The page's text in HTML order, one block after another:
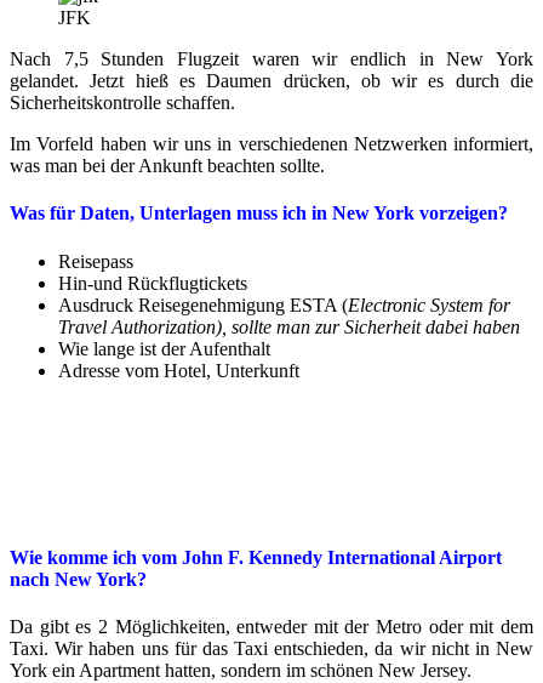
JFK
Nach 7,5 Stunden Flugzeit waren wir endlich in New York
gelandet. Jetzt hieß es Daumen drücken, ob wir es durch die
Sicherheitskontrolle schaffen.
Im Vorfeld haben wir uns in verschiedenen Netzwerken informiert,
was man bei der Ankunft beachten sollte.
Was für Daten, Unterlagen muss ich in New York vorzeigen?
Reisepass
Hin-und Rückflugtickets
Ausdruck Reisegenehmigung ESTA (Electronic System for
Travel Authorization), sollte man zur Sicherheit dabei haben
Wie lange ist der Aufenthalt
Adresse vom Hotel, Unterkunft
Wie komme ich vom John F. Kennedy International Airport
nach New York?
Da gibt es 2 Möglichkeiten, entweder mit der Metro oder mit dem
Taxi. Wir haben uns für das Taxi entschieden, da wir nicht in New
York ein Apartment hatten, sondern im schönen New Jersey.